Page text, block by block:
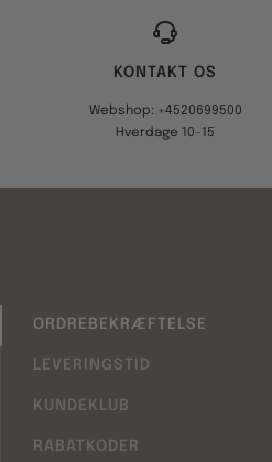
KONTAKT OS
Webshop: +4520699500
Hverdage 10-15
ORDREBEKRÆFTELSE
LEVERINGSTID
KUNDEKLUB
RABATKODER